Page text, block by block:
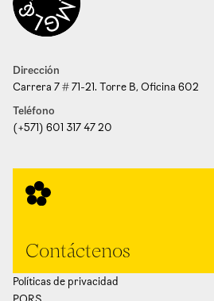
Dirección
Carrera 7 # 71-21. Torre B, Oficina 602
Teléfono
(+571) 601 317 47 20
Contáctenos
Políticas de privacidad